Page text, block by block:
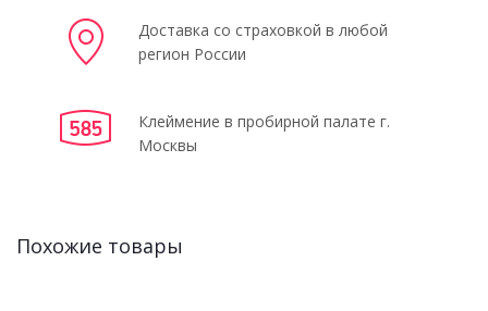
Доставка со страховкой в любой
регион России
Клеймение в пробирной палате г.
Москвы
Похожие товары